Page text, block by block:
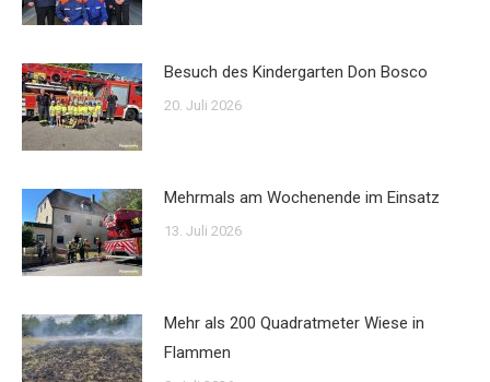
Besuch des Kindergarten Don Bosco
20. Juli 2026
Mehrmals am Wochenende im Einsatz
13. Juli 2026
Mehr als 200 Quadratmeter Wiese in
Flammen